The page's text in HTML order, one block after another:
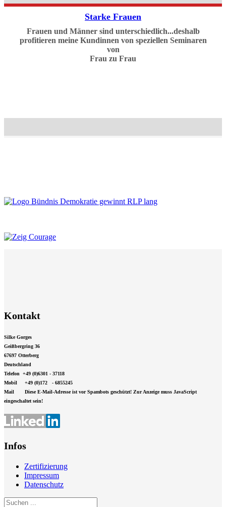
Starke Frauen
Frauen und Männer sind unterschiedlich...deshalb
profitieren meine Kundinnen von speziellen Seminaren
von
Frau zu Frau
Kontakt
Silke Gorges
Geißbergring 36
67697 Otterberg
Deutschland
Telefon +49 (0)6301 - 37118
Mobil +49 (0)172 - 6855245
Mail Diese E-Mail-Adresse ist vor Spambots geschützt! Zur Anzeige muss JavaScript
eingeschaltet sein!
Infos
Zertifizierung
Impressum
Datenschutz